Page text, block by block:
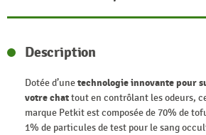
Description
Dotée d’unetechnologie innovante pour
votre chattout en contrôlant les odeurs,
marque Petkit est composée de 70% de
1% de particules de test pour le sang